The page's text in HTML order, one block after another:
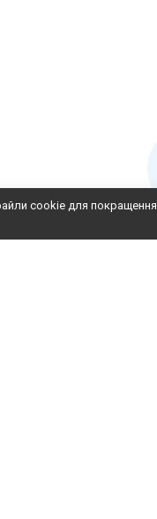
cookie для покращення